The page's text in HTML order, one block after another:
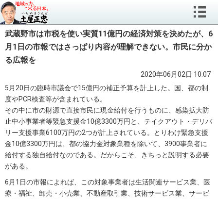
武蔵野市は市税を使い実質11億円の経済対策を決めたが、6
月1日の市報ではさっぱり内容が理解できない。市民に分か
る広報を
2020年06月02日 10:07
5月20日の臨時市議会で15億円の補正予算を計上した。国、都の制
度やPCR検査等が含まれている。
その中に市の財源で直接市民に現金給付を行うものに、感染拡大防
止中小事業者等緊急支援金10億3300万円と、テイクアウト・デリバ
リー支援事業6100万円の2つが計上されている。とりわけ緊急支援
金10億3300万円は、都の協力金対象業種を除いて、3900事業者に
給付する独自給付なのである。だからこそ、きちっと説明する必要
がある。
6月1日の市報によれば、この対象事業者は生活関連サービス業、医
療・福祉、卸売・小売業、不動産取引業、技術サービス業、サービ